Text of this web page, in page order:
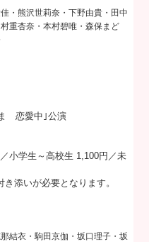
・熊沢世莉奈・下野由貴・田中
重杏奈・本村碧唯・森保まど
恋愛中｣公演
小学生～高校生 1,100円／未
添いが必要となります。
結衣・駒田京伽・坂口理子・坂